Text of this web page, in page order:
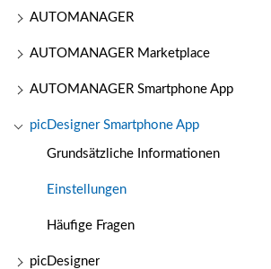
AUTOMANAGER
AUTOMANAGER Marketplace
AUTOMANAGER Smartphone App
picDesigner Smartphone App
Grundsätzliche Informationen
Einstellungen
Häufige Fragen
picDesigner